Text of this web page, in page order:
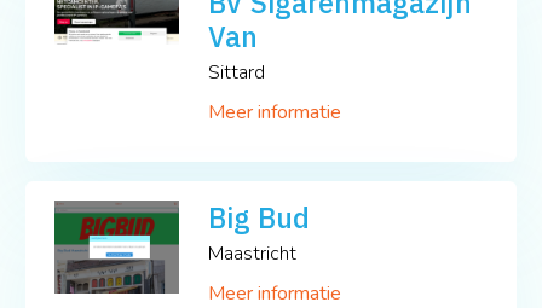
Van
Sittard
Meer informatie
Big Bud
Maastricht
Meer informatie